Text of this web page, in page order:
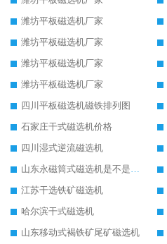
潍坊平板磁选机厂家
潍坊平板磁选机厂家
潍坊平板磁选机厂家
潍坊平板磁选机厂家
四川平板磁选机磁铁排列图
石家庄干式磁选机价格
四川湿式逆流磁选机
山东永磁筒式磁选机是不是强磁
江苏干选铁矿磁选机
哈尔滨干式磁选机
山东移动式褐铁矿尾矿磁选机